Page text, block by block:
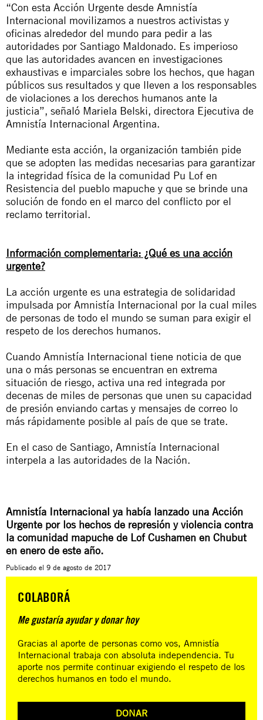
“Con esta Acción Urgente desde Amnistía
Internacional movilizamos a nuestros activistas y
oficinas alrededor del mundo para pedir a las
autoridades por Santiago Maldonado. Es imperioso
que las autoridades avancen en investigaciones
exhaustivas e imparciales sobre los hechos, que hagan
públicos sus resultados y que lleven a los responsables
de violaciones a los derechos humanos ante la
justicia”, señaló Mariela Belski, directora Ejecutiva de
Amnistía Internacional Argentina.
Mediante esta acción, la organización también pide
que se adopten las medidas necesarias para garantizar
la integridad física de la comunidad Pu Lof en
Resistencia del pueblo mapuche y que se brinde una
solución de fondo en el marco del conflicto por el
reclamo territorial.
Información complementaria: ¿Qué es una acción
urgente?
La acción urgente es una estrategia de solidaridad
impulsada por Amnistía Internacional por la cual miles
de personas de todo el mundo se suman para exigir el
respeto de los derechos humanos.
Cuando Amnistía Internacional tiene noticia de que
una o más personas se encuentran en extrema
situación de riesgo, activa una red integrada por
decenas de miles de personas que unen su capacidad
de presión enviando cartas y mensajes de correo lo
más rápidamente posible al país de que se trate.
En el caso de Santiago, Amnistía Internacional
interpela a las autoridades de la Nación.
Amnistía Internacional ya había lanzado una Acción
Urgente por los hechos de represión y violencia contra
la comunidad mapuche de Lof Cushamen en Chubut
en enero de este año.
Publicado el 9 de agosto de 2017
COLABORÁ
Me gustaría ayudar y donar hoy
Gracias al aporte de personas como vos, Amnistía
Internacional trabaja con absoluta independencia. Tu
aporte nos permite continuar exigiendo el respeto de los
derechos humanos en todo el mundo.
DONAR